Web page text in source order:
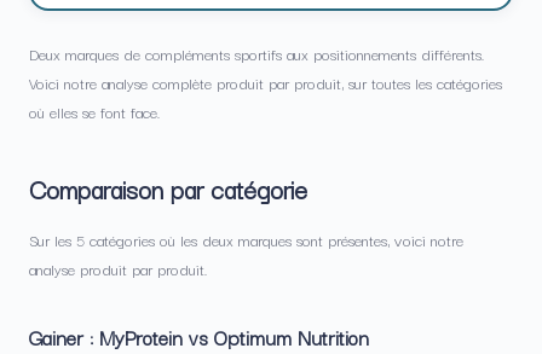
Deux marques de compléments sportifs aux positionnements différents.
Voici notre analyse complète produit par produit, sur toutes les catégories
où elles se font face.
Comparaison par catégorie
Sur les 5 catégories où les deux marques sont présentes, voici notre
analyse produit par produit.
Gainer : MyProtein vs Optimum Nutrition